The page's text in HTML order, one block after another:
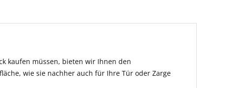
kaufen müssen, bieten wir Ihnen den
wie sie nachher auch für Ihre Tür oder Zarge